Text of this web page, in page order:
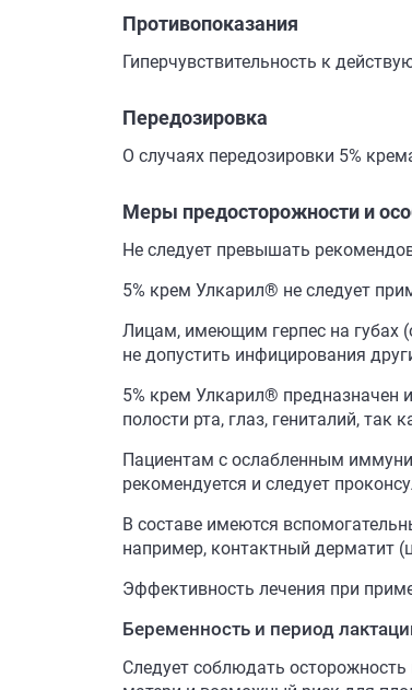
Противопоказания
Гиперчувствительность к
Передозировка
О случаях передозировки 5%
Меры предосторожности и
Не следует превышать
5% крем Улкарил® не следует
Лицам, имеющим герпес на губах
не допустить инфицирования
5% крем Улкарил® предназначен
полости рта, глаз, гениталий,
Пациентам с ослабленным
рекомендуется и следует
В составе имеются
например, контактный дерматит
Эффективность лечения при
Беременность и период
Следует соблюдать